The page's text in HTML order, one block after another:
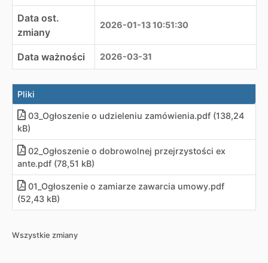
Data ost.
zmiany
2026-01-13 10:51:30
Data ważności 2026-03-31
Pliki
03_Ogłoszenie o udzieleniu zamówienia.pdf (138,24
kB)
02_Ogłoszenie o dobrowolnej przejrzystości ex
ante.pdf (78,51 kB)
01_Ogłoszenie o zamiarze zawarcia umowy.pdf
(52,43 kB)
Wszystkie zmiany